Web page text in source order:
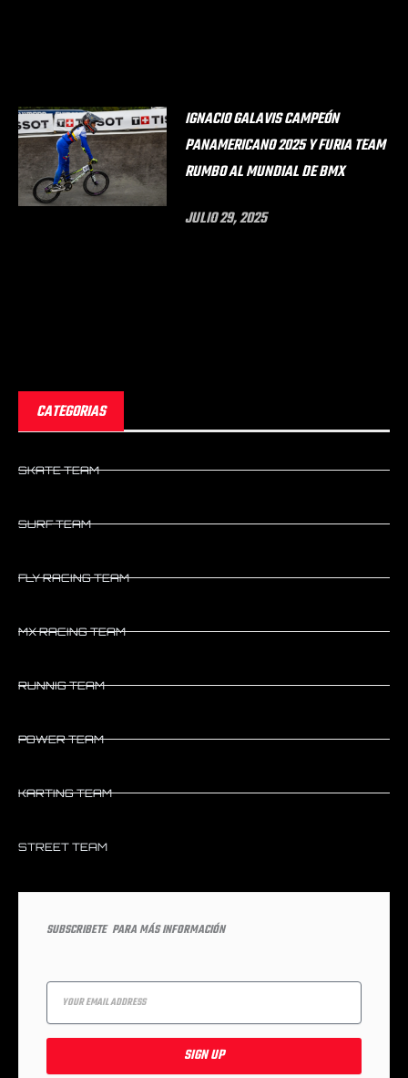
IGNACIO GALAVIS CAMPEÓN
PANAMERICANO 2025 Y FURIA TEAM
RUMBO AL MUNDIAL DE BMX
JULIO 29, 2025
CATEGORIAS
SKATE TEAM
SURF TEAM
FLY RACING TEAM
MX RACING TEAM
RUNNIG TEAM
POWER TEAM
KARTING TEAM
STREET TEAM
SUBSCRIBETE PARA MÁS INFORMACIÓN
Email
SIGN UP